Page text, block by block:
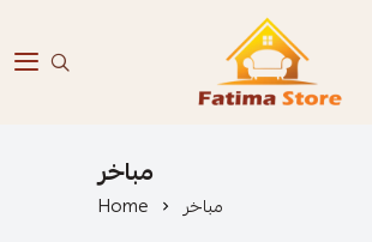
فاطمة ستور Fatima Store
مباخر
Home مباخر